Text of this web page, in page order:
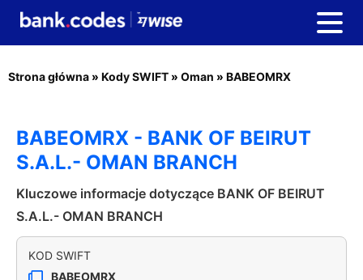
Strona główna » Kody SWIFT » Oman » BABEOMRX
BABEOMRX - BANK OF BEIRUT
S.A.L.- OMAN BRANCH
Kluczowe informacje dotyczące BANK OF BEIRUT
S.A.L.- OMAN BRANCH
KOD SWIFT
BABEOMRX